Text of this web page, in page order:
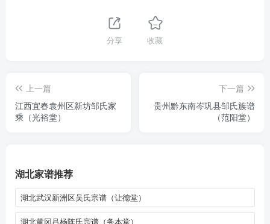
分享 收藏
上一篇
江西宜春袁州区新坊邹氏家
乘（光裕堂）
下一篇
贵州黔东南岑巩县邹氏族谱
（范阳堂）
湖北家谱推荐
湖北武汉新洲区吴氏宗谱（让德堂）
湖北黄冈吕杨陈氏宗谱（务本堂）